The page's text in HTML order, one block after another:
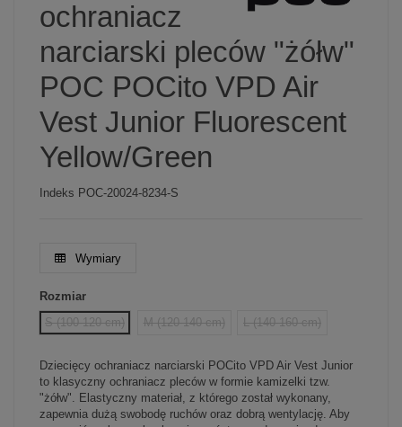
ochraniacz
narciarski pleców "żółw"
POC POCito VPD Air
Vest Junior Fluorescent
Yellow/Green
Indeks POC-20024-8234-S
Wymiary
Rozmiar
S (100-120 cm)
M (120-140 cm) L (140-160 cm)
Dziecięcy ochraniacz narciarski POCito VPD Air Vest Junior
to klasyczny ochraniacz pleców w formie kamizelki tzw.
"żółw". Elastyczny materiał, z którego został wykonany,
zapewnia dużą swobodę ruchów oraz dobrą wentylację. Aby